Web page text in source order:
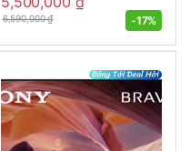
6,590,000₫ -17%